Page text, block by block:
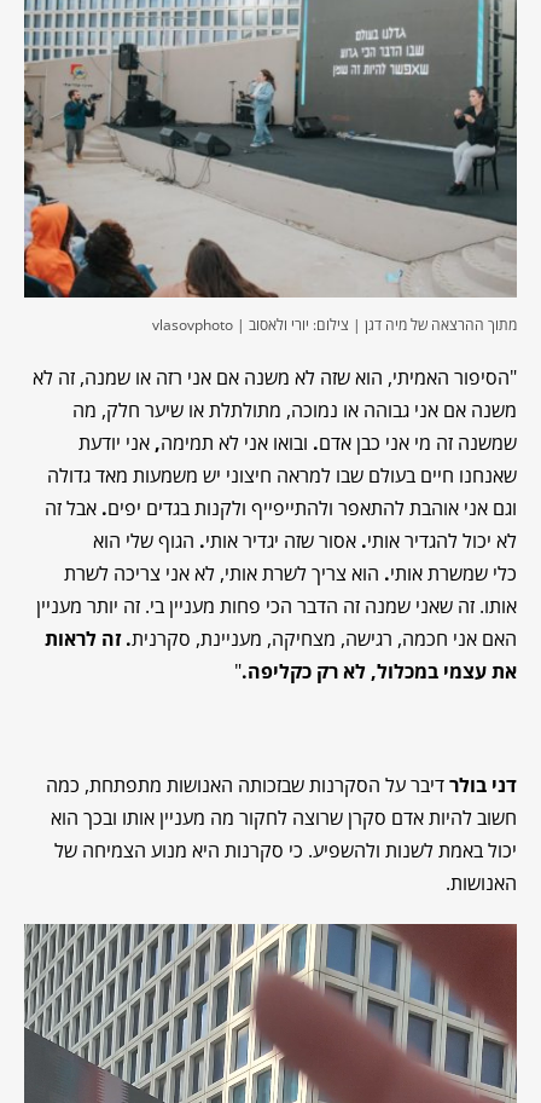
מתוך ההרצאה של מיה דגן | צילום: יורי ולאסוב | vlasovphoto
"הסיפור האמיתי, הוא שזה לא משנה אם אני רזה או שמנה, זה לא
משנה אם אני גבוהה או נמוכה, מתולתלת או שיער חלק, מה
שמשנה זה מי אני כבן אדם. ובואו אני לא תמימה, אני יודעת
שאנחנו חיים בעולם שבו למראה חיצוני יש משמעות מאד גדולה
וגם אני אוהבת להתאפר ולהתייפייף ולקנות בגדים יפים. אבל זה
לא יכול להגדיר אותי. אסור שזה יגדיר אותי. הגוף שלי הוא
כלי שמשרת אותי. הוא צריך לשרת אותי, לא אני צריכה לשרת
אותו. זה שאני שמנה זה הדבר הכי פחות מעניין בי. זה יותר מעניין
האם אני חכמה, רגישה, מצחיקה, מעניינת, סקרנית. זה לראות
את עצמי במכלול, לא רק כקליפה."
דני בולרדיבר על הסקרנות שבזכותה האנושות מתפתחת, כמה
חשוב להיות אדם סקרן שרוצה לחקור מה מעניין אותו ובכך הוא
יכול באמת לשנות ולהשפיע. כי סקרנות היא מנוע הצמיחה של
האנושות.